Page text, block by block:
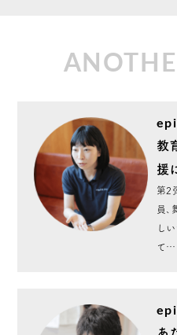
教
援
第2
員
し
て…
あ